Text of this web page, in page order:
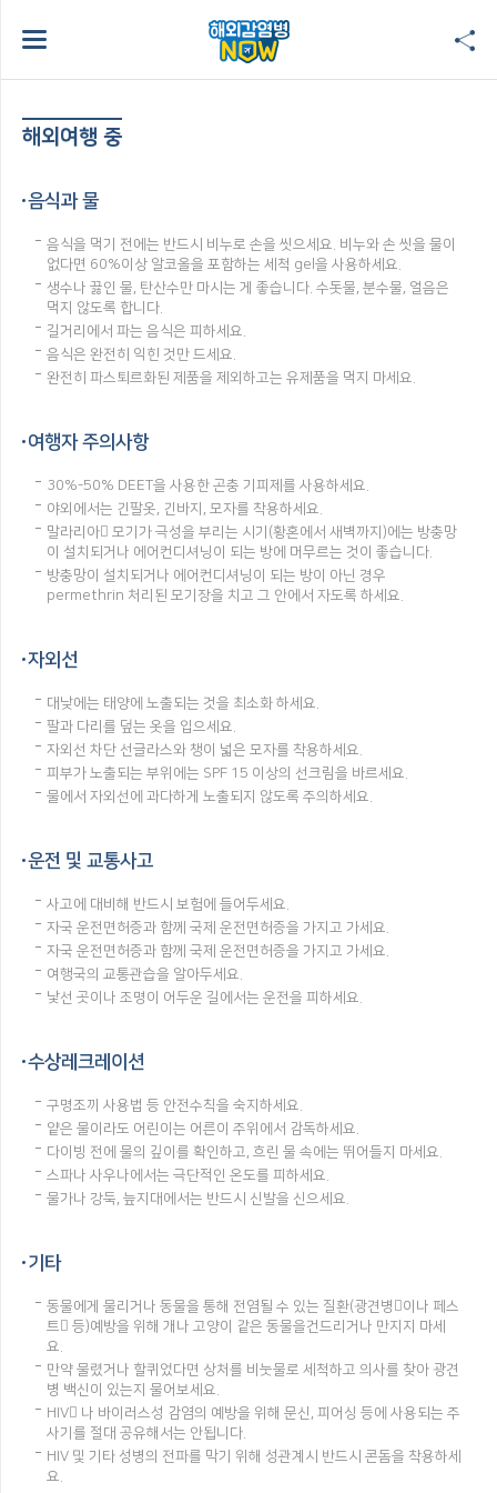
해외여행 중
음식과 물
음식을 먹기 전에는 반드시 비누로 손을 씻으세요. 비누와 손 씻을 물이
없다면 60%이상 알코올을 포함하는 세척 gel을 사용하세요.
생수나 끓인 물, 탄산수만 마시는 게 좋습니다. 수돗물, 분수물, 얼음은
먹지 않도록 합니다.
길거리에서 파는 음식은 피하세요.
음식은 완전히 익힌 것만 드세요.
완전히 파스퇴르화된 제품을 제외하고는 유제품을 먹지 마세요.
여행자 주의사항
30%-50% DEET을 사용한 곤충 기피제를 사용하세요.
야외에서는 긴팔옷, 긴바지, 모자를 착용하세요.
말라리아 모기가 극성을 부리는 시기(황혼에서 새벽까지)에는 방충망
이 설치되거나 에어컨디셔닝이 되는 방에 머무르는 것이 좋습니다.
방충망이 설치되거나 에어컨디셔닝이 되는 방이 아닌 경우
permethrin 처리된 모기장을 치고 그 안에서 자도록 하세요.
자외선
대낮에는 태양에 노출되는 것을 최소화 하세요.
팔과 다리를 덮는 옷을 입으세요.
자외선 차단 선글라스와 챙이 넓은 모자를 착용하세요.
피부가 노출되는 부위에는 SPF 15 이상의 선크림을 바르세요.
물에서 자외선에 과다하게 노출되지 않도록 주의하세요.
운전 및 교통사고
사고에 대비해 반드시 보험에 들어두세요.
자국 운전면허증과 함께 국제 운전면허증을 가지고 가세요.
자국 운전면허증과 함께 국제 운전면허증을 가지고 가세요.
여행국의 교통관습을 알아두세요.
낯선 곳이나 조명이 어두운 길에서는 운전을 피하세요.
수상레크레이션
구명조끼 사용법 등 안전수칙을 숙지하세요.
얕은 물이라도 어린이는 어른이 주위에서 감독하세요.
다이빙 전에 물의 깊이를 확인하고, 흐린 물 속에는 뛰어들지 마세요.
스파나 사우나에서는 극단적인 온도를 피하세요.
물가나 강둑, 늪지대에서는 반드시 신발을 신으세요.
기타
동물에게 물리거나 동물을 통해 전염될 수 있는 질환(광견병이나 페스
트 등)예방을 위해 개나 고양이 같은 동물을건드리거나 만지지 마세
요.
만약 물렸거나 할퀴었다면 상처를 비눗물로 세척하고 의사를 찾아 광견
병 백신이 있는지 물어보세요.
HIV 나 바이러스성 감염의 예방을 위해 문신, 피어싱 등에 사용되는 주
사기를 절대 공유해서는 안됩니다.
HIV 및 기타 성병의 전파를 막기 위해 성관계시 반드시 콘돔을 착용하세
요.